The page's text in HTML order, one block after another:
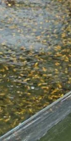
JENIS IKAN